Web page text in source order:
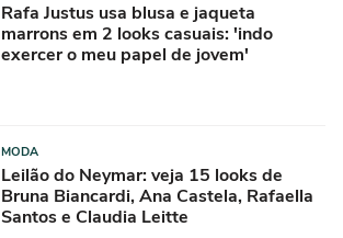
Rafa Justus usa blusa e jaqueta
marrons em 2 looks casuais: 'indo
exercer o meu papel de jovem'
MODA
Leilão do Neymar: veja 15 looks de
Bruna Biancardi, Ana Castela, Rafaella
Santos e Claudia Leitte